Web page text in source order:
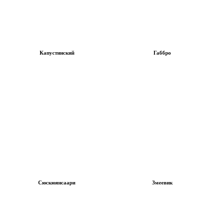
Капустинский Габбро
Сюскюянсаари Змеевик